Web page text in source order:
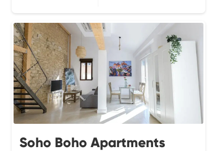
Soho Boho Apartments